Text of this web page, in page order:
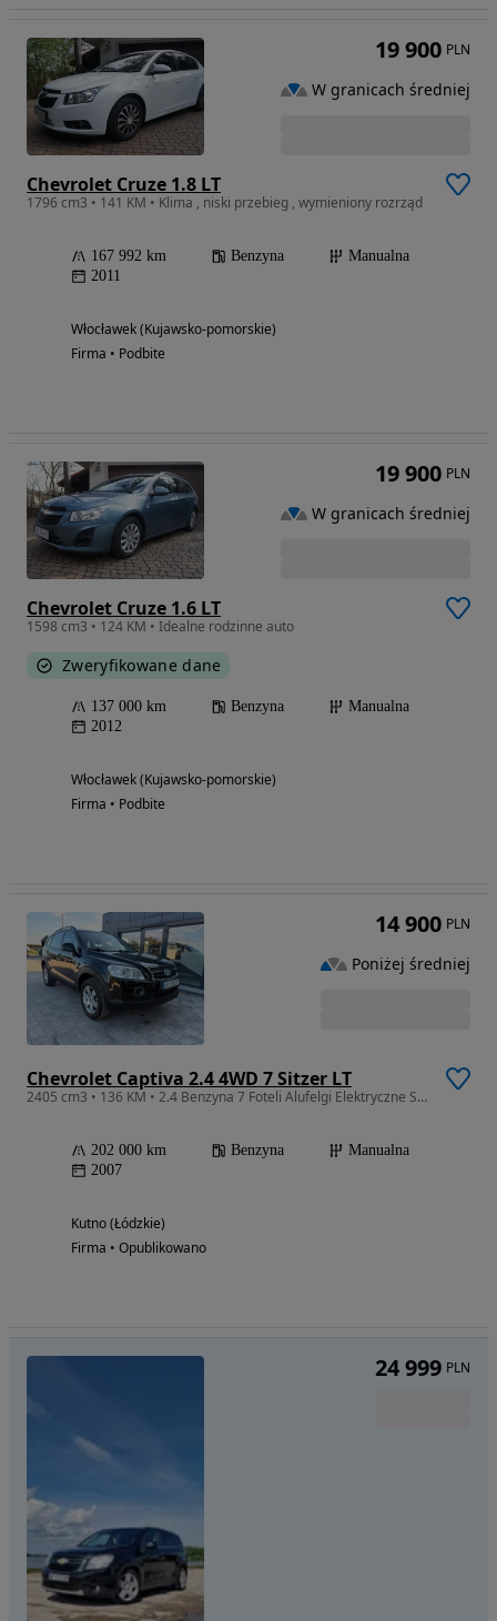
Chevrolet Cruze 1.8 LT
1796 cm3 • 141 KM • Klima , niski przebieg , wymieniony rozrząd
167 992 km Benzyna
Manualna
2011
Włocławek (Kujawsko-pomorskie)
Firma • Podbite
19 900 PLN
W granicach średniej
Chevrolet Cruze 1.6 LT
1598 cm3 • 124 KM • Idealne rodzinne auto
Zweryfikowane dane
137 000 km Benzyna
Manualna
2012
Włocławek (Kujawsko-pomorskie)
Firma • Podbite
19 900 PLN
W granicach średniej
Chevrolet Captiva 2.4 4WD 7 Sitzer LT
2405 cm3 • 136 KM • 2.4 Benzyna 7 Foteli Alufelgi Elektryczne Szyby Radio CD Kredyt
202 000 km Benzyna
Manualna
2007
Kutno (Łódzkie)
Firma • Opublikowano
14 900 PLN
Poniżej średniej
24 999 PLN